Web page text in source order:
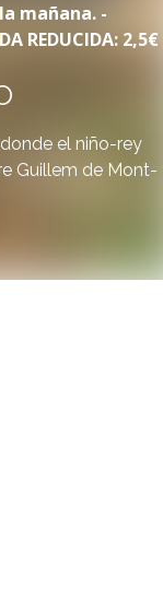
mañana. -
REDUCIDA: 2,5€
el niño-rey
Guillem de Mont-